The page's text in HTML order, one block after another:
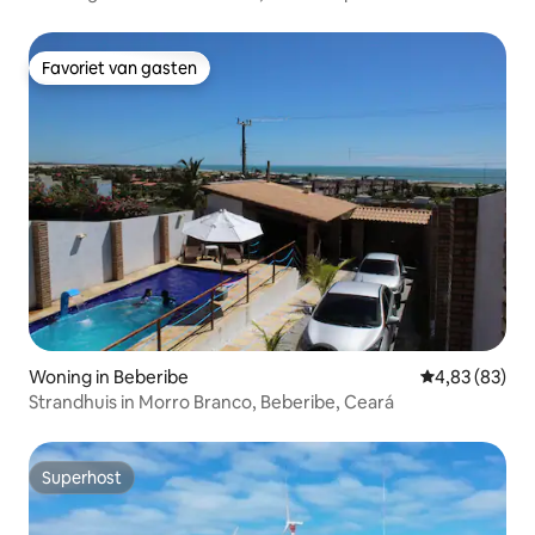
Favoriet van gasten
Favoriet van gasten
Woning in Beberibe Gemiddelde
4,83 (83)
Strandhuis in Morro Branco, Beberibe, Ceará
Superhost
Superhost